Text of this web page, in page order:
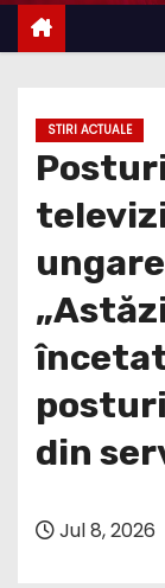
STIRI ACTUALE
din
Jul 8, 2026